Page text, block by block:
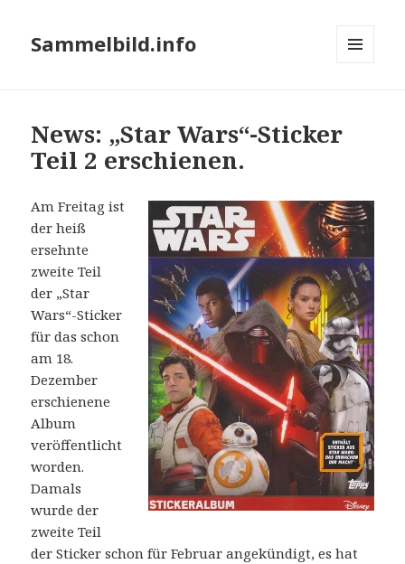
Sammelbild.info
News: „Star Wars“-Sticker
Teil 2 erschienen.
Am Freitag ist
der heiß
ersehnte
zweite Teil
der „Star
Wars“-Sticker
für das schon
am 18.
Dezember
erschienene
Album
veröffentlicht
worden.
Damals
wurde der
zweite Teil
der Sticker schon für Februar angekündigt, es hat